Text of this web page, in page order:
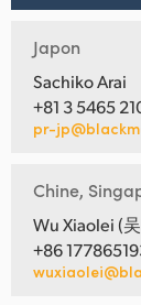
Japon
Sachiko Arai
+81 3 5465
pr-
Chine,
Wu Xiaolei (
+86